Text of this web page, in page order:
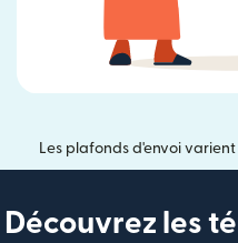
Les plafonds d'envoi
Découvrez les